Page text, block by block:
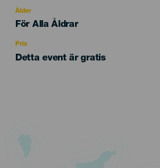
evento
Ålder
Edad
För Alla Åldrar
Pris
Detta event är gratis